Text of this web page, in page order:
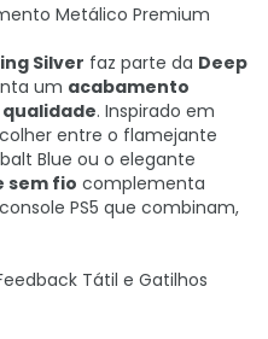
Metálico Premium
Silver faz parte da Deep
um acabamento
. Inspirado em
entre o flamejante
Blue ou o elegante
sem fio complementa
PS5 que combinam,
Tátil e Gatilhos